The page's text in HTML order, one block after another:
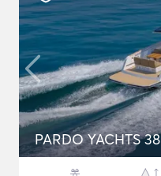
PARDO YACHTS 38